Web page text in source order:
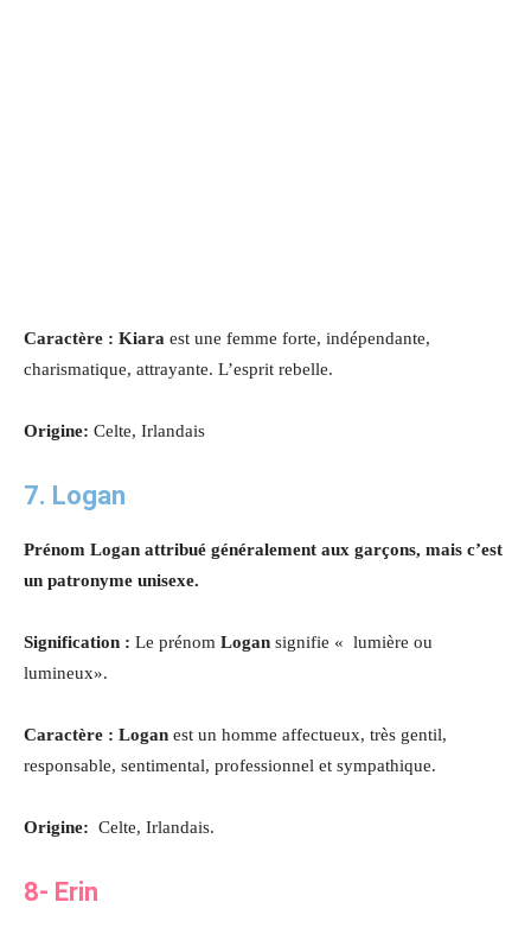
Caractère : Kiara est une femme forte, indépendante,
charismatique, attrayante. L’esprit rebelle.
Origine: Celte, Irlandais
7. Logan
Prénom Logan attribué généralement aux garçons, mais c’est
un patronyme unisexe.
Signification : Le prénom Logan signifie « lumière ou
lumineux».
Caractère : Logan est un homme affectueux, très gentil,
responsable, sentimental, professionnel et sympathique.
Origine: Celte, Irlandais.
8- Erin